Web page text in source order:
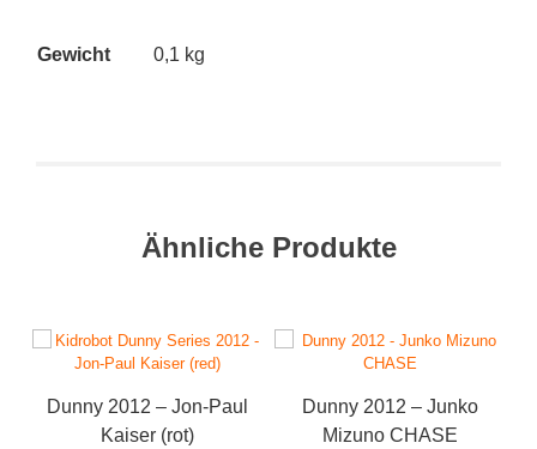
Gewicht 0,1 kg
Ähnliche Produkte
Dunny 2012 – Jon-Paul
Kaiser (rot)
Dunny 2012 – Junko
Mizuno CHASE